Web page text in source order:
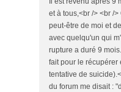
et à tous,<br /> <br /
peut-être de moi et
avec quelqu'un qui
rupture a duré 9
fait pour le récupérer
tentative de
du forum me disait :